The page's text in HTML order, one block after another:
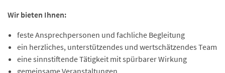
Wir bieten Ihnen:
feste Ansprechpersonen und fachliche Begleitung
ein herzliches, unterstützendes und wertschätzendes Team
eine sinnstiftende Tätigkeit mit spürbarer Wirkung
gemeinsame Veranstaltungen